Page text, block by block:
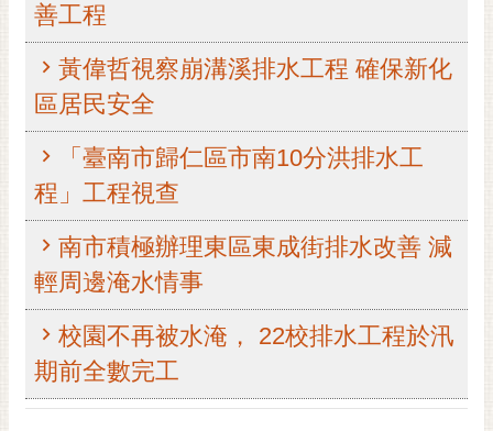
主題服務
市政資訊
市民互動
黃
偉
螢
光
泉
桐
善工程
黃偉哲視察崩溝溪排水工程 確保新化
區居民安全
「臺南市歸仁區市南10分洪排水工
程」工程視查
南市積極辦理東區東成街排水改善 減
輕周邊淹水情事
校園不再被水淹， 22校排水工程於汛
期前全數完工